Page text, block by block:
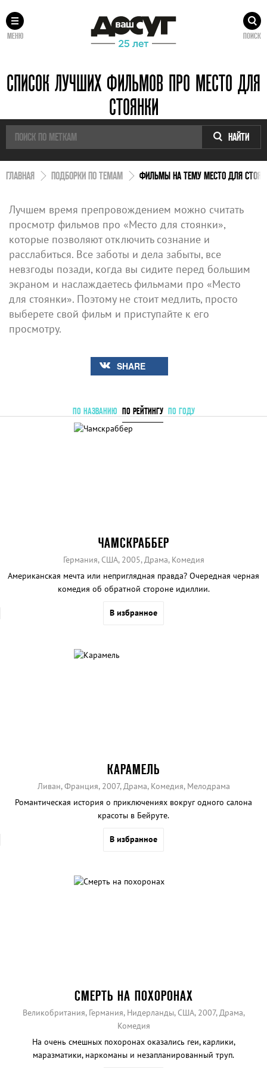
МЕНЮ ПОИСК
СПИСОК ЛУЧШИХ ФИЛЬМОВ ПРО МЕСТО ДЛЯ
СТОЯНКИ
НАЙТИ
ГЛАВНАЯ ПОДБОРКИ ПО ТЕМАМ ФИЛЬМЫ НА ТЕМУ МЕСТО ДЛЯ
Лучшем время препровождением можно считать
просмотр фильмов про «Место для стоянки»,
которые позволяют отключить сознание и
расслабиться. Все заботы и дела забыты, все
невзгоды позади, когда вы сидите перед большим
экраном и наслаждаетесь фильмами про «Место
для стоянки». Поэтому не стоит медлить, просто
выберете свой фильм и приступайте к его
просмотру.
SHARE
ПО НАЗВАНИЮ ПО РЕЙТИНГУ ПО ГОДУ
ЧАМСКРАББЕР
Германия, США, 2005, Драма, Комедия
Американская мечта или неприглядная правда? Очередная черная
комедия об обратной стороне идиллии.
В избранное
КАРАМЕЛЬ
Ливан, Франция, 2007, Драма, Комедия, Мелодрама
Романтическая история о приключениях вокруг одного салона
красоты в Бейруте.
В избранное
СМЕРТЬ НА ПОХОРОНАХ
Великобритания, Германия, Нидерланды, США, 2007, Драма,
Комедия
На очень смешных похоронах оказались геи, карлики,
маразматики, наркоманы и незапланированный труп.